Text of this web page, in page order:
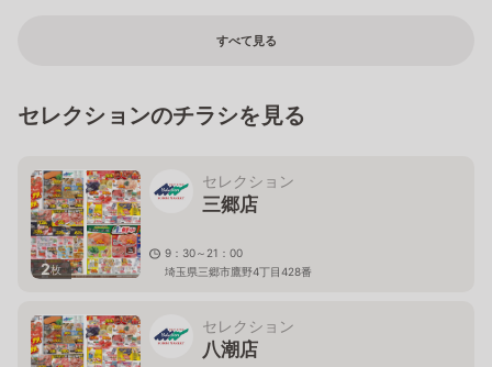
すべて見る
セレクションのチラシを見る
2枚
セレクション
三郷店
9：30～21：00
埼玉県三郷市鷹野4丁目428番
セレクション
八潮店